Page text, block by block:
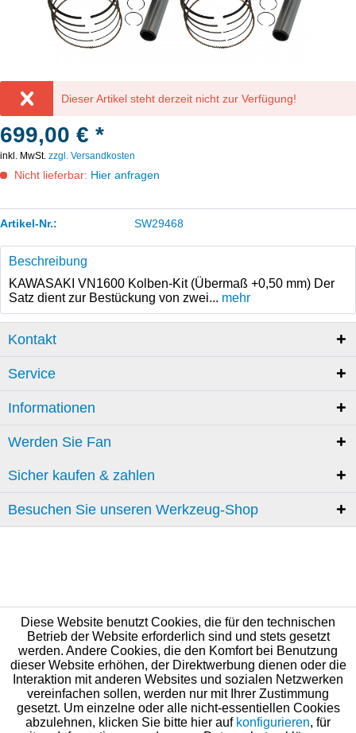
Dieser Artikel steht derzeit nicht zur Verfügung!
699,00 € *
inkl. MwSt. zzgl. Versandkosten
Nicht lieferbar: Hier anfragen
Artikel-Nr.: SW29468
Beschreibung
KAWASAKI VN1600 Kolben-Kit (Übermaß +0,50 mm) Der
Satz dient zur Bestückung von zwei... mehr
Kontakt
Service
Informationen
Werden Sie Fan
Sicher kaufen & zahlen
Besuchen Sie unseren Werkzeug-Shop
Diese Website benutzt Cookies, die für den technischen
Betrieb der Website erforderlich sind und stets gesetzt
werden. Andere Cookies, die den Komfort bei Benutzung
dieser Website erhöhen, der Direktwerbung dienen oder die
Interaktion mit anderen Websites und sozialen Netzwerken
vereinfachen sollen, werden nur mit Ihrer Zustimmung
gesetzt. Um einzelne oder alle nicht-essentiellen Cookies
abzulehnen, klicken Sie bitte hier auf konfigurieren, für